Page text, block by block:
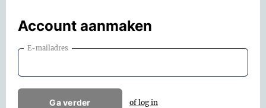
Account aanmaken
E-mailadres
Ga verder of log in